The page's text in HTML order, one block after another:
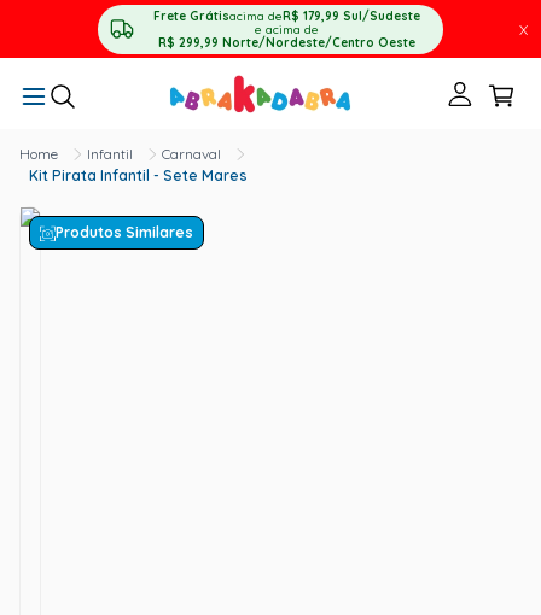
Frete Grátisacima deR$ 179,99 Sul/Sudeste
e acima de
R$ 299,99 Norte/Nordeste/Centro Oeste
X
Infantil
Carnaval
Kit Pirata Infantil - Sete Mares
Produtos Similares